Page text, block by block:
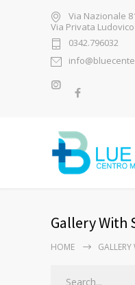
Via Nazionale
Via Privata
0342.796032
Gallery With
HOME